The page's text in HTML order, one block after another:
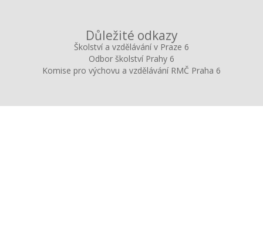
Důležité odkazy
Školství a vzdělávání v Praze 6
Odbor školství Prahy 6
Komise pro výchovu a vzdělávání RMČ Praha 6